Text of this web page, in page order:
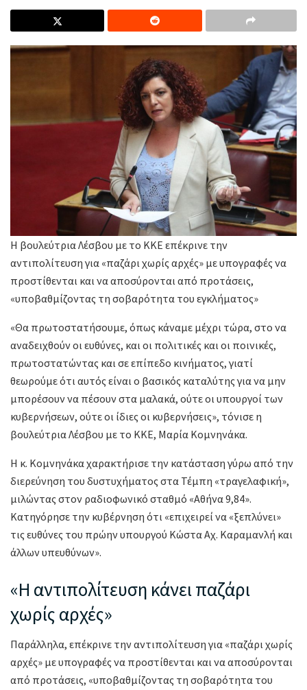
Η βουλεύτρια Λέσβου με το ΚΚΕ επέκρινε την
αντιπολίτευση για «παζάρι χωρίς αρχές» με υπογραφές να
προστίθενται και να αποσύρονται από προτάσεις,
«υποβαθμίζοντας τη σοβαρότητα του εγκλήματος»
«Θα πρωτοστατήσουμε, όπως κάναμε μέχρι τώρα, στο να
αναδειχθούν οι ευθύνες, και οι πολιτικές και οι ποινικές,
πρωτοστατώντας και σε επίπεδο κινήματος, γιατί
θεωρούμε ότι αυτός είναι ο βασικός καταλύτης για να μην
μπορέσουν να πέσουν στα μαλακά, ούτε οι υπουργοί των
κυβερνήσεων, ούτε οι ίδιες οι κυβερνήσεις», τόνισε η
βουλεύτρια Λέσβου με το ΚΚΕ, Μαρία Κομνηνάκα.
Η κ. Κομνηνάκα χαρακτήρισε την κατάσταση γύρω από την
διερεύνηση του δυστυχήματος στα Τέμπη «τραγελαφική»,
μιλώντας στον ραδιοφωνικό σταθμό «Αθήνα 9,84».
Κατηγόρησε την κυβέρνηση ότι «επιχειρεί να «ξεπλύνει»
τις ευθύνες του πρώην υπουργού Κώστα Αχ. Καραμανλή και
άλλων υπευθύνων».
«Η αντιπολίτευση κάνει παζάρι
χωρίς αρχές»
Παράλληλα, επέκρινε την αντιπολίτευση για «παζάρι χωρίς
αρχές» με υπογραφές να προστίθενται και να αποσύρονται
από προτάσεις, «υποβαθμίζοντας τη σοβαρότητα του